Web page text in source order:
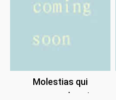
Molestias qui
assumenda quis